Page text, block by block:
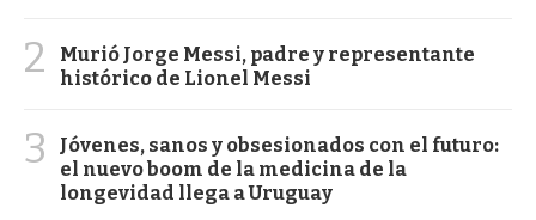
2
Murió Jorge Messi, padre y representante
histórico de Lionel Messi
3
Jóvenes, sanos y obsesionados con el futuro:
el nuevo boom de la medicina de la
longevidad llega a Uruguay